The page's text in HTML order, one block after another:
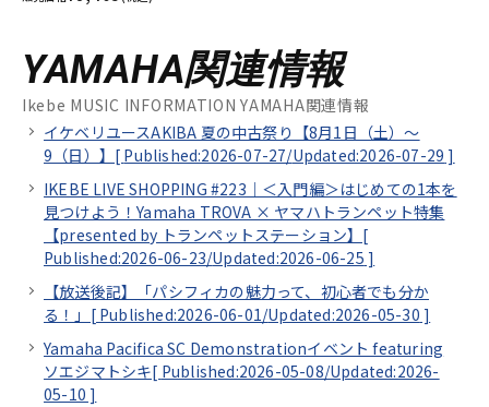
YAMAHA関連情報
Ikebe MUSIC INFORMATION YAMAHA関連情報
イケベリユースAKIBA 夏の中古祭り【8月1日（土）～
9（日）】[ Published:2026-07-27/Updated:2026-07-29 ]
IKEBE LIVE SHOPPING #223｜＜入門編＞はじめての1本を
見つけよう！Yamaha TROVA × ヤマハトランペット特集
【presented by トランペットステーション】[
Published:2026-06-23/Updated:2026-06-25 ]
【放送後記】「パシフィカの魅力って、初心者でも分か
る！」[ Published:2026-06-01/Updated:2026-05-30 ]
Yamaha Pacifica SC Demonstrationイベント featuring
ソエジマトシキ[ Published:2026-05-08/Updated:2026-
05-10 ]